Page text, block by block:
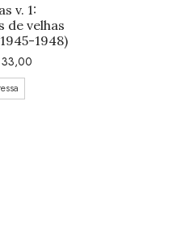
v. 1:
de velhas
1948)
33,00